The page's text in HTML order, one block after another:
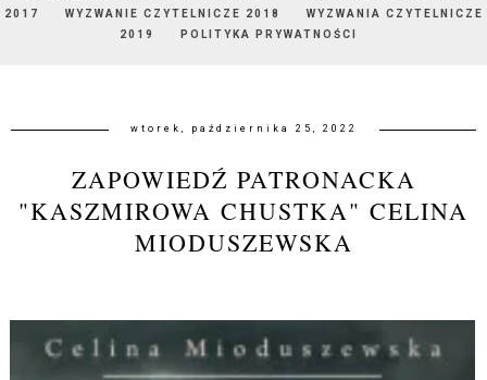
2017
WYZWANIE CZYTELNICZE 2018
WYZWANIA CZYTELNICZE
2019
POLITYKA PRYWATNOŚCI
wtorek, października 25, 2022
ZAPOWIEDŹ PATRONACKA
"KASZMIROWA CHUSTKA" CELINA
MIODUSZEWSKA